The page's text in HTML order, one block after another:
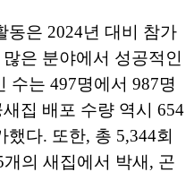
동은 2024년 대비 참가
은 분야에서 성공적인
수는 497명에서 987명
집 배포 수량 역시 654
다. 또한, 총 5,344회
의 새집에서 박새, 곤